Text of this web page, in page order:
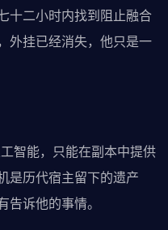
十二小时内找到阻止融合
挂已经消失，他只是一
智能，只能在副本中提供
是历代宿主留下的遗产
诉他的事情。